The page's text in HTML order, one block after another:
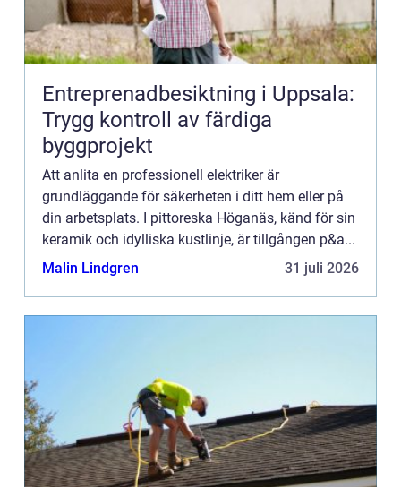
Entreprenadbesiktning i Uppsala:
Trygg kontroll av färdiga
byggprojekt
Att anlita en professionell elektriker är
grundläggande för säkerheten i ditt hem eller på
din arbetsplats. I pittoreska Höganäs, känd för sin
keramik och idylliska kustlinje, är tillgången p&a...
Malin Lindgren
31 juli 2026